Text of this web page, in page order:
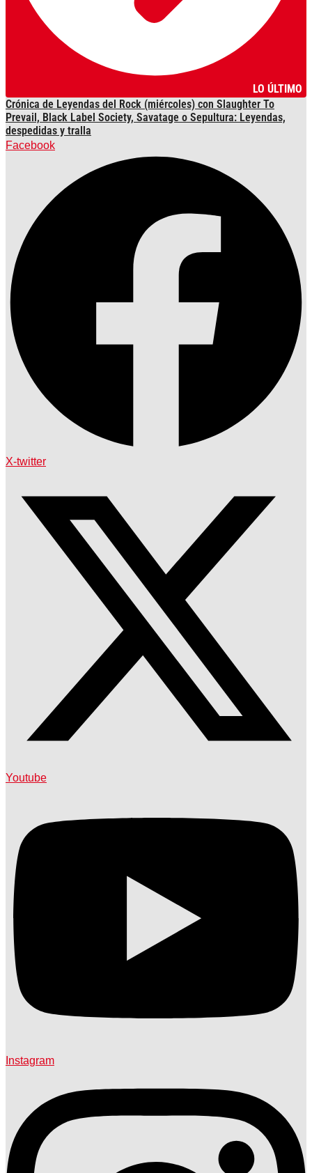
LO ÚLTIMO
Crónica de Leyendas del Rock (miércoles) con Slaughter To
Prevail, Black Label Society, Savatage o Sepultura: Leyendas,
despedidas y tralla
Facebook
X-twitter
Youtube
Instagram